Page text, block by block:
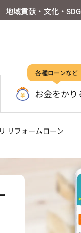
地域貢献・文化・
各種ローンなど
お金をかり
リフォームローン